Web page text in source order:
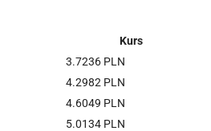
Kurs
3.7236 PLN
4.2982 PLN
4.6049 PLN
5.0134 PLN